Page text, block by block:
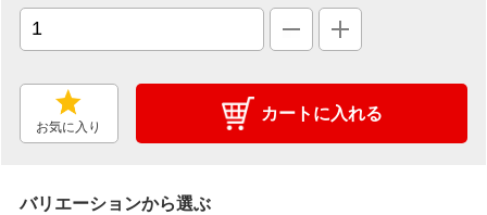
お気に入り
カートに入れる
バリエーションから選ぶ